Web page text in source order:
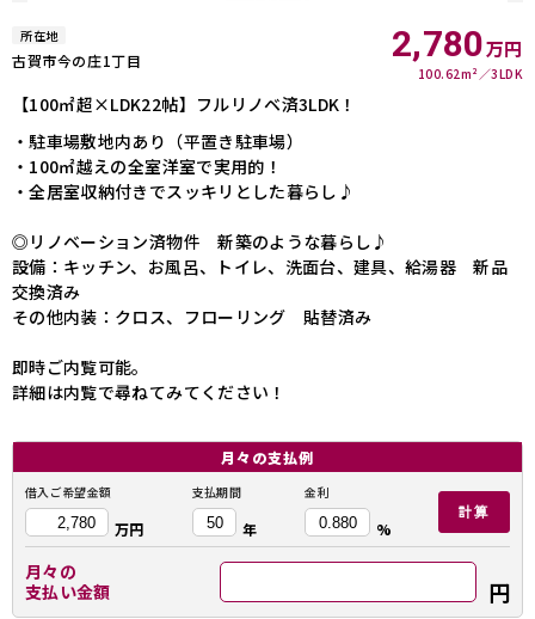
所在地
古賀市今の庄1丁目 2,780万円
100.62m² 3LDK
【100㎡超×LDK22帖】フルリノベ済3LDK！
・駐車場敷地内あり（平置き駐車場）
・100㎡越えの全室洋室で実用的！
・全居室収納付きでスッキリとした暮らし♪
◎リノベーション済物件 新築のような暮らし♪
設備：キッチン、お風呂、トイレ、洗面台、建具、給湯器 新品
交換済み
その他内装：クロス、フローリング 貼替済み
即時ご内覧可能。
詳細は内覧で尋ねてみてください！
月々の支払例
借入ご希望金額
万円
支払期間
年
金利
%
計算
月々の
支払い金額
円